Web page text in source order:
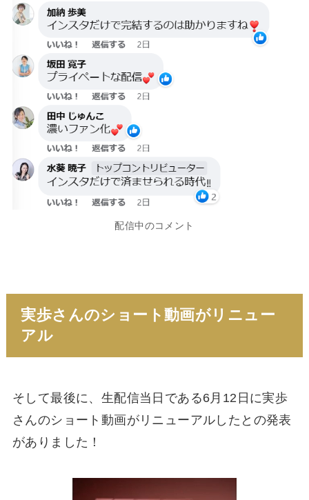
配信中のコメント
実歩さんのショート動画がリニュー
アル
そして最後に、生配信当日である6月12日に実歩
さんのショート動画がリニューアルしたとの発表
がありました！